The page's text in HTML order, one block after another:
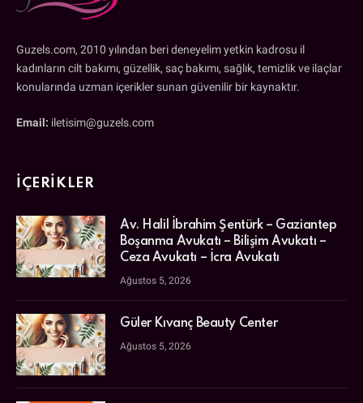
Guzels.com, 2010 yılından beri deneyelim yetkin kadrosu il
kadınların cilt bakımı, güzellik, saç bakımı, sağlık, temizlik ve ilaçlar
konularında uzman içerikler sunan güvenilir bir kaynaktır.
Email: iletisim@guzels.com
İÇERIKLER
Av. Halil İbrahim Şentürk – Gaziantep
Boşanma Avukatı – Bilişim Avukatı –
Ceza Avukatı – İcra Avukatı
Ağustos 5, 2026
Güler Kıvanç Beauty Center
Ağustos 5, 2026